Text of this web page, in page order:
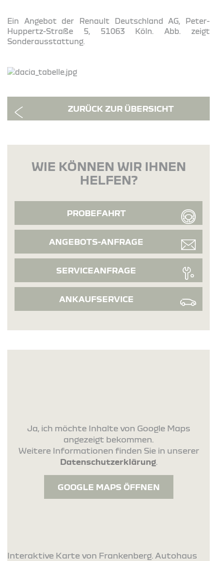
Ein Angebot der Renault Deutschland AG, Peter-
Huppertz-Straße 5, 51063 Köln. Abb. zeigt
Sonderausstattung.
ZURÜCK ZUR ÜBERSICHT
WIE KÖNNEN WIR IHNEN
HELFEN?
PROBEFAHRT
ANGEBOTS-ANFRAGE
SERVICEANFRAGE
ANKAUFSERVICE
Ja, ich möchte Inhalte von Google Maps
angezeigt bekommen.
Weitere Informationen finden Sie in unserer
Datenschutzerklärung.
GOOGLE MAPS ÖFFNEN
Interaktive Karte von Frankenberg. Autohaus